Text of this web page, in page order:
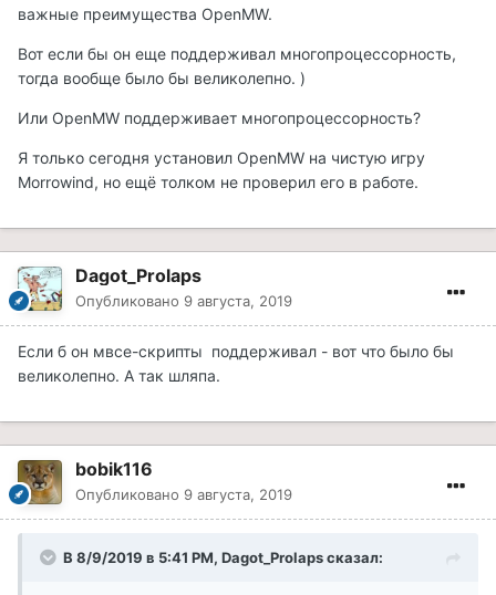
важные преимущества OpenMW.
Вот если бы он еще поддерживал многопроцессорность,
тогда вообще было бы великолепно. )
Или OpenMW поддерживает многопроцессорность?
Я только сегодня установил OpenMW на чистую игру
Morrowind, но ещё толком не проверил его в работе.
Dagot_Prolaps
Опубликовано 9 августа, 2019
Если б он мвсе-скрипты поддерживал - вот что было бы
великолепно. А так шляпа.
bobik116
Опубликовано 9 августа, 2019
В 8/9/2019 в 5:41 PM, Dagot_Prolaps сказал: